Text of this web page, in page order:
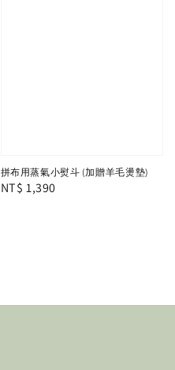
拼布用蒸氣小熨斗 (加贈羊毛燙墊)
Regular
NT$ 1,390